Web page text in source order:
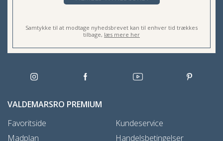
Samtykke til at modtage nyhedsbrevet kan til enhver tid trækkes
tilbage, læs mere her
VALDEMARSRO PREMIUM
Favoritside
Madplan
Kundeservice
Handelsbetingelser